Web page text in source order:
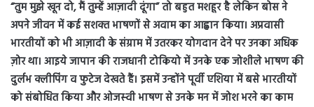
“तुम मुझे खून दो, मैं तुम्‍हें आज़ादी दूंगा” तो बहुत मशहूर है लेकिन बोस ने
अपने जीवन में कई सशक्‍त भाषणों से अवाम का आह्वान किया। अप्रवासी
भारतीयों को भी आज़ादी के संग्राम में उतरकर योगदान देने पर उनका अधिक
ज़ोर था। आइये जापान की राजधानी टोकियो में उनके एक जोशीले भाषण की
दुर्लभ क्‍लीपिंग व फुटेज देखते हैं। इसमें उन्‍होंने पूर्वी एशिया में बसे भारतीयों
को संबोधित किया और ओजस्‍वी भाषण से उनके मन में जोश भरने का काम